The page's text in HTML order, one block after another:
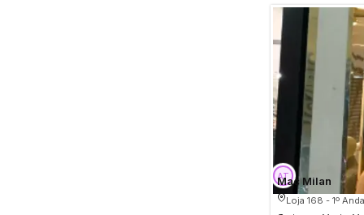
Mac Milan
Loja 168 - 1º